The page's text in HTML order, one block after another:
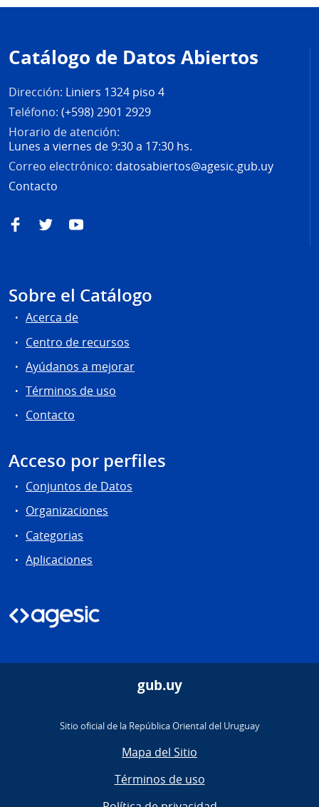
de
página
Catálogo de Datos Abiertos
Dirección: Liniers 1324 piso 4
Teléfono: (+598) 2901 2929
Horario de atención:
Lunes a viernes de 9:30 a 17:30 hs.
Correo electrónico: datosabiertos@agesic.gub.uy
Contacto
FacebookTwitterYouTube
Sobre el Catálogo
Acerca de
Centro de recursos
Ayúdanos a mejorar
Términos de uso
Contacto
Acceso por perfiles
Conjuntos de Datos
Organizaciones
Categorias
Aplicaciones
gub.uy
Sitio oficial de la República Oriental del Uruguay
Mapa del Sitio
Términos de uso